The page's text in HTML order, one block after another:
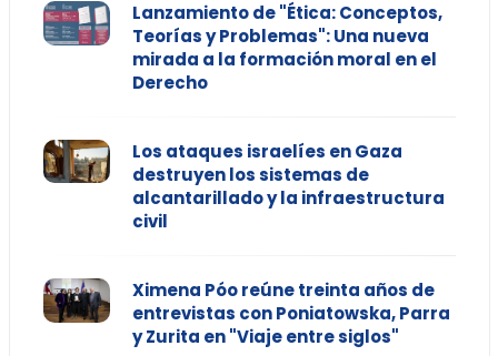
Lanzamiento de "Ética: Conceptos,
Teorías y Problemas": Una nueva
mirada a la formación moral en el
Derecho
Los ataques israelíes en Gaza
destruyen los sistemas de
alcantarillado y la infraestructura
civil
Ximena Póo reúne treinta años de
entrevistas con Poniatowska, Parra
y Zurita en "Viaje entre siglos"